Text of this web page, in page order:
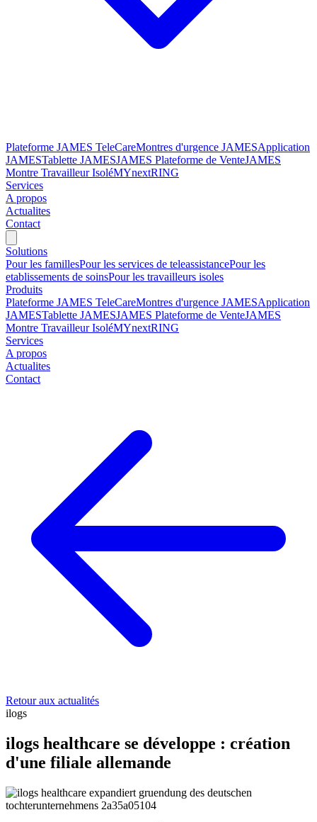
Plateforme JAMES TeleCareMontres d'urgence JAMESApplication
JAMESTablette JAMESJAMES Plateforme de VenteJAMES
Montre Travailleur IsoléMYnextRING
Services
A propos
Actualites
Contact
Solutions
Pour les famillesPour les services de teleassistancePour les
etablissements de soinsPour les travailleurs isoles
Produits
Plateforme JAMES TeleCareMontres d'urgence JAMESApplication
JAMESTablette JAMESJAMES Plateforme de VenteJAMES
Montre Travailleur IsoléMYnextRING
Services
A propos
Actualites
Contact
Retour aux actualités
ilogs
ilogs healthcare se développe : création
d'une filiale allemande